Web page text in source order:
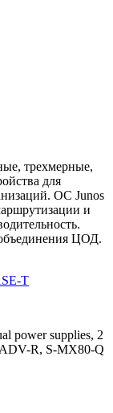
трехмерные,
для
ОС Junos
и
ЦОД.
power supplies, 2
R, S-MX80-Q